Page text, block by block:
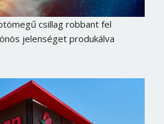
csillag robbant fel
jelenséget produkálva